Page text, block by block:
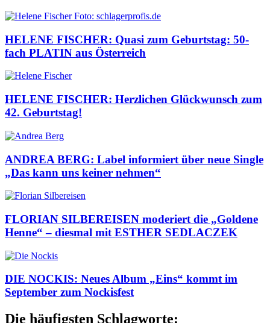
HELENE FISCHER: Quasi zum Geburtstag: 50-
fach PLATIN aus Österreich
HELENE FISCHER: Herzlichen Glückwunsch zum
42. Geburtstag!
ANDREA BERG: Label informiert über neue Single
„Das kann uns keiner nehmen“
FLORIAN SILBEREISEN moderiert die „Goldene
Henne“ – diesmal mit ESTHER SEDLACZEK
DIE NOCKIS: Neues Album „Eins“ kommt im
September zum Nockisfest
Die häufigsten Schlagworte: